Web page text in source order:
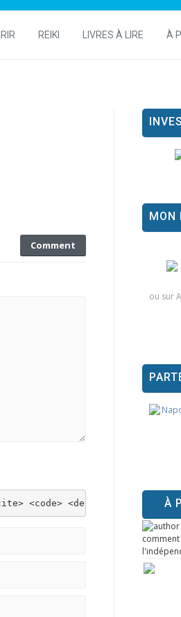
REIKI LIVRES À LIRE À
Comment
<del datetime="">
MON
ou sur
À